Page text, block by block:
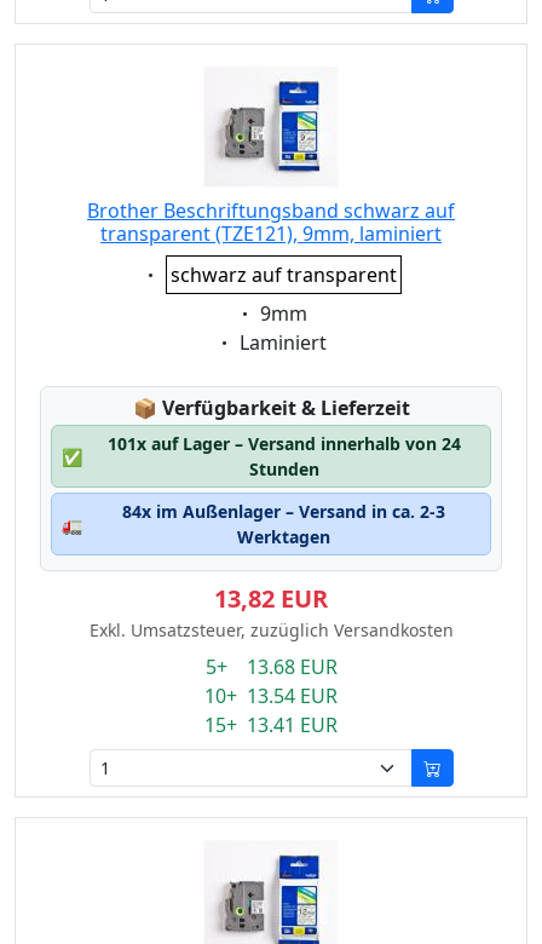
Brother Beschriftungsband schwarz auf
transparent (TZE121), 9mm, laminiert
Eigenschaft:
schwarz auf transparent
Eigenschaft:
9mm
Eigenschaft:
Laminiert
📦 Lagerstatus:
Verfügbarkeit & Lieferzeit
✅
101x auf Lager – Versand innerhalb von 24
Stunden
🚛
84x im Außenlager – Versand in ca. 2-3
Werktagen
13,82 EUR
Exkl. Umsatzsteuer, zuzüglich Versandkosten
5+ 13.68 EUR
10+ 13.54 EUR
15+ 13.41 EUR